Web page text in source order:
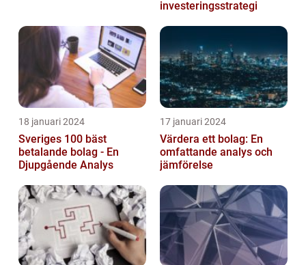
investeringsstrategi
18 januari 2024
Sveriges 100 bäst
betalande bolag - En
Djupgående Analys
17 januari 2024
Värdera ett bolag: En
omfattande analys och
jämförelse